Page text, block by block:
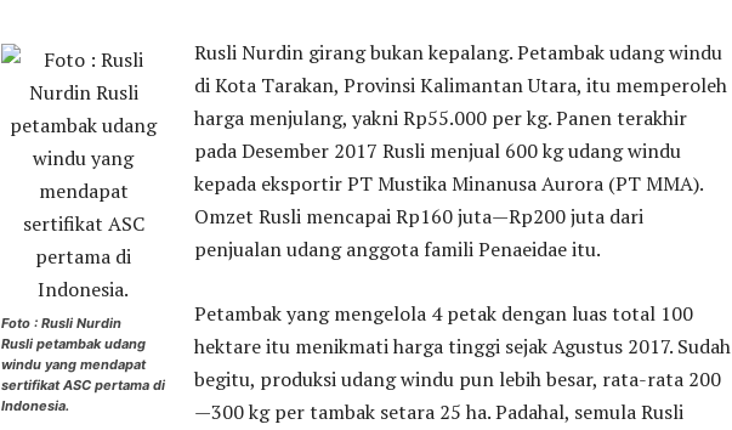
Foto : Rusli Nurdin
Rusli petambak udang
windu yang mendapat
sertifikat ASC pertama di
Indonesia.
Rusli Nurdin girang bukan kepalang. Petambak udang windu
di Kota Tarakan, Provinsi Kalimantan Utara, itu memperoleh
harga menjulang, yakni Rp55.000 per kg. Panen terakhir
pada Desember 2017 Rusli menjual 600 kg udang windu
kepada eksportir PT Mustika Minanusa Aurora (PT MMA).
Omzet Rusli mencapai Rp160 juta—Rp200 juta dari
penjualan udang anggota famili Penaeidae itu.
Petambak yang mengelola 4 petak dengan luas total 100
hektare itu menikmati harga tinggi sejak Agustus 2017. Sudah
begitu, produksi udang windu pun lebih besar, rata-rata 200
—300 kg per tambak setara 25 ha. Padahal, semula Rusli